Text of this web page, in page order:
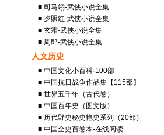
■ 司马翎-武侠小说全集
■ 夕照红-武侠小说全集
■ 玄霜-武侠小说全集
■ 周郎-武侠小说全集
人文历史
■ 中国文化小百科·100部
■ 中国抗日战争作品集【115部】
■ 世界五千年（古代卷）
■ 中国百年史（图文版）
■ 历代野史秘史艳史系列（20部）
■ 中国全史百卷本-在线阅读